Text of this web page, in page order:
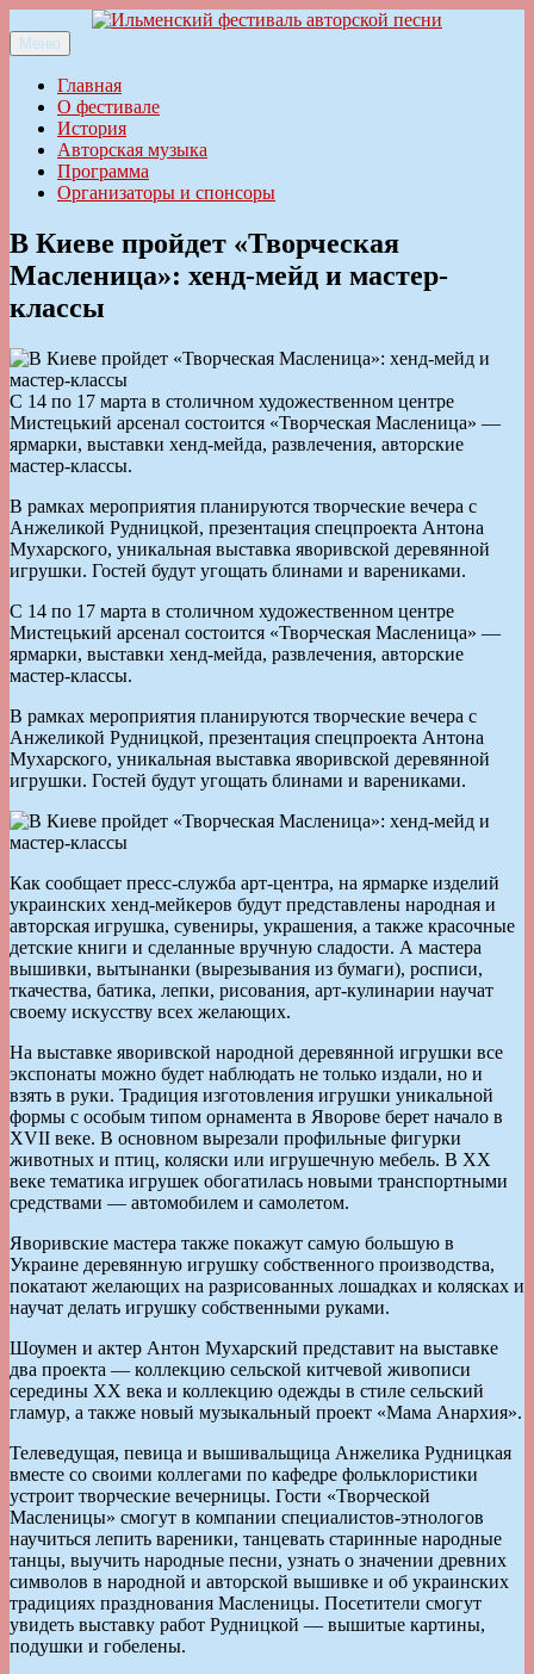
к
содержимому
Ильменский фестиваль авторской песни
Меню
Главная
О фестивале
История
Авторская музыка
Программа
Организаторы и спонсоры
В Киеве пройдет «Творческая
Масленица»: хенд-мейд и мастер-
классы
С 14 по 17 марта в столичном художественном центре
Мистецький арсенал состоится «Творческая Масленица» —
ярмарки, выставки хенд-мейда, развлечения, авторские
мастер-классы.
В рамках мероприятия планируются творческие вечера с
Анжеликой Рудницкой, презентация спецпроекта Антона
Мухарского, уникальная выставка яворивской деревянной
игрушки. Гостей будут угощать блинами и варениками.
С 14 по 17 марта в столичном художественном центре
Мистецький арсенал состоится «Творческая Масленица» —
ярмарки, выставки хенд-мейда, развлечения, авторские
мастер-классы.
В рамках мероприятия планируются творческие вечера с
Анжеликой Рудницкой, презентация спецпроекта Антона
Мухарского, уникальная выставка яворивской деревянной
игрушки. Гостей будут угощать блинами и варениками.
Как сообщает пресс-служба арт-центра, на ярмарке изделий
украинских хенд-мейкеров будут представлены народная и
авторская игрушка, сувениры, украшения, а также красочные
детские книги и сделанные вручную сладости. А мастера
вышивки, вытынанки (вырезывания из бумаги), росписи,
ткачества, батика, лепки, рисования, арт-кулинарии научат
своему искусству всех желающих.
На выставке яворивской народной деревянной игрушки все
экспонаты можно будет наблюдать не только издали, но и
взять в руки. Традиция изготовления игрушки уникальной
формы с особым типом орнамента в Яворове берет начало в
XVII веке. В основном вырезали профильные фигурки
животных и птиц, коляски или игрушечную мебель. В ХХ
веке тематика игрушек обогатилась новыми транспортными
средствами — автомобилем и самолетом.
Яворивские мастера также покажут самую большую в
Украине деревянную игрушку собственного производства,
покатают желающих на разрисованных лошадках и колясках и
научат делать игрушку собственными руками.
Шоумен и актер Антон Мухарский представит на выставке
два проекта — коллекцию сельской китчевой живописи
середины ХХ века и коллекцию одежды в стиле сельский
гламур, а также новый музыкальный проект «Мама Анархия».
Телеведущая, певица и вышивальщица Анжелика Рудницкая
вместе со своими коллегами по кафедре фольклористики
устроит творческие вечерницы. Гости «Творческой
Масленицы» смогут в компании специалистов-этнологов
научиться лепить вареники, танцевать старинные народные
танцы, выучить народные песни, узнать о значении древних
символов в народной и авторской вышивке и об украинских
традициях празднования Масленицы. Посетители смогут
увидеть выставку работ Рудницкой — вышитые картины,
подушки и гобелены.